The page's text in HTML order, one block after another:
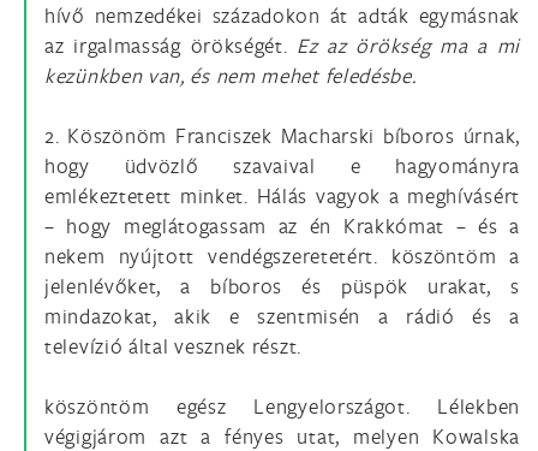
hívő nemzedékei századokon át adták egymásnak
az irgalmasság örökségét. Ez az örökség ma a mi
kezünkben van, és nem mehet feledésbe.
2. Köszönöm Franciszek Macharski bíboros úrnak,
hogy üdvözlő szavaival e hagyományra
emlékeztetett minket. Hálás vagyok a meghívásért
– hogy meglátogassam az én Krakkómat – és a
nekem nyújtott vendégszeretetért. köszöntöm a
jelenlévőket, a bíboros és püspök urakat, s
mindazokat, akik e szentmisén a rádió és a
televízió által vesznek részt.
köszöntöm egész Lengyelországot. Lélekben
végigjárom azt a fényes utat, melyen Kowalska